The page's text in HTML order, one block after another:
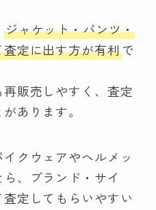
ジャケット・パンツ・
定に出す方が有利で
販売しやすく、査定
あります。
クウェアやヘルメッ
、ブランド・サイ
定してもらいやすい